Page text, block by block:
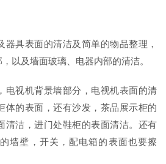
器具表面的清洁及简单的物品整理，
以及墙面玻璃、电器内部的清洁。
电视机背景墙部分，电视机表面的清
体的表面，还有沙发，茶品展示柜的
清洁，进门处鞋柜的表面清洁。还有
墙壁，开关，配电箱的表面也要擦